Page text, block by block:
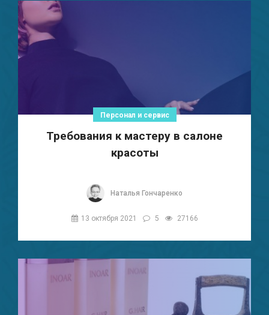
Персонал и сервис
Требования к мастеру в салоне
красоты
Наталья Гончаренко
13 октября 2021 5 27166